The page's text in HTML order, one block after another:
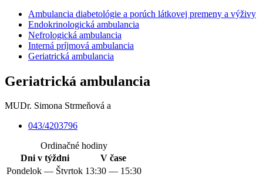
Ambulancia diabetológie a porúch látkovej premeny a výživy
Endokrinologická ambulancia
Nefrologická ambulancia
Interná príjmová ambulancia
Geriatrická ambulancia
Geriatrická ambulancia
MUDr. Simona Strmeňová a
043/4203796
Ordinačné hodiny
Dni v týždni
V čase
Pondelok — Štvrtok 13:30 — 15:30